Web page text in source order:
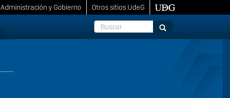
Administración y Gobierno
Otros sitios UdeG
Buscar
Buscar